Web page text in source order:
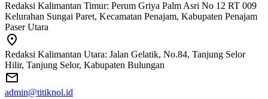
Redaksi Kalimantan Timur: Perum Griya Palm Asri No 12 RT 009
Kelurahan Sungai Paret, Kecamatan Penajam, Kabupaten Penajam
Paser Utara
Redaksi Kalimantan Utara: Jalan Gelatik, No.84, Tanjung Selor
Hilir, Tanjung Selor, Kabupaten Bulungan
admin@titiknol.id